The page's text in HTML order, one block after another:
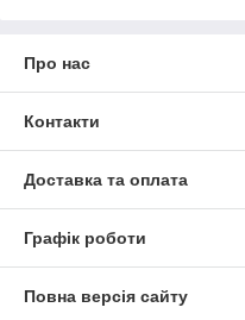
Про нас
Контакти
Доставка та оплата
Графік роботи
Повна версія сайту